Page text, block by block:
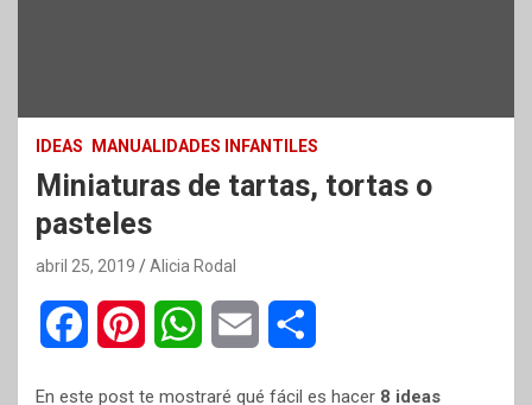
IDEAS MANUALIDADES INFANTILES
Miniaturas de tartas, tortas o
pasteles
abril 25, 2019 Alicia Rodal
En este post te mostraré qué fácil es hacer 8 ideas